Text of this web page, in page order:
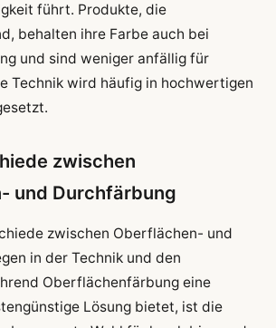
führt. Produkte, die
behalten ihre Farbe auch bei
und sind weniger anfällig für
Technik wird häufig in hochwertigen
zwischen
und Durchfärbung
zwischen Oberflächen- und
in der Technik und den
Oberflächenfärbung eine
Lösung bietet, ist die